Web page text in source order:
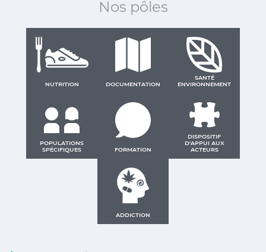
Nos pôles
NUTRITION DOCUMENTATION
SANTÉ
ENVIRONNEMENT
POPULATIONS
SPÉCIFIQUES
FORMATION
DISPOSITIF
D'APPUI AUX
ACTEURS
ADDICTION